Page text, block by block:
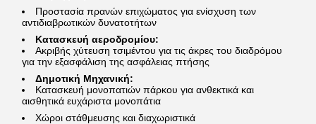
Προστασία πρανών επιχώματος για ενίσχυση των
αντιδιαβρωτικών δυνατοτήτων
Κατασκευή αεροδρομίου:
Ακριβής χύτευση τσιμέντου για τις άκρες του διαδρόμου
για την εξασφάλιση της ασφάλειας πτήσης
Δημοτική Μηχανική:
Κατασκευή μονοπατιών πάρκου για ανθεκτικά και
αισθητικά ευχάριστα μονοπάτια
Χώροι στάθμευσης και διαχωριστικά